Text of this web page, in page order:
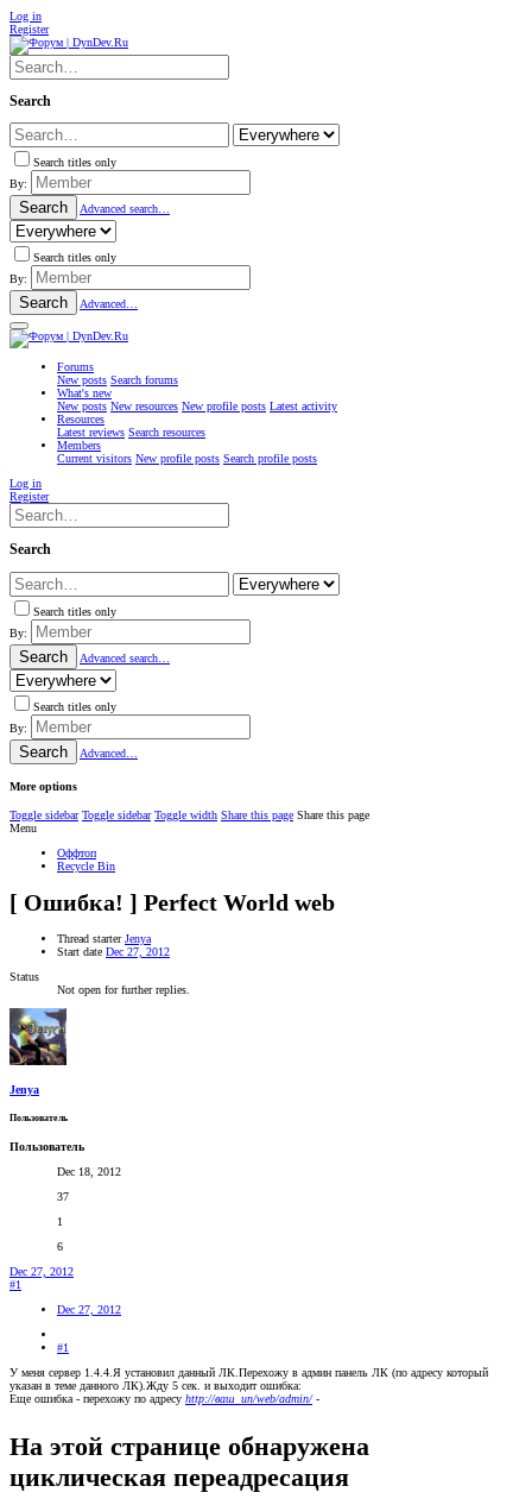
Log in
Register
Search
Search titles only
By:
Search Advanced search…
Search titles only
By:
Search Advanced…
Forums
New posts Search forums
What's new
New posts New resources New profile posts Latest activity
Resources
Latest reviews Search resources
Members
Current visitors New profile posts Search profile posts
Log in
Register
Search
Search titles only
By:
Search Advanced search…
Search titles only
By:
Search Advanced…
More options
Toggle sidebar Toggle sidebar Toggle width Share this page Share this page
Menu
Оффтоп
Recycle Bin
[ Ошибка! ] Perfect World web
Thread starter Jenya
Start date Dec 27, 2012
Status
Not open for further replies.
Jenya
Пользователь
Пользователь
Dec 18, 2012
37
1
6
Dec 27, 2012
#1
Dec 27, 2012
#1
У меня сервер 1.4.4.Я установил данный ЛК.Перехожу в админ панель ЛК (по адресу который
указан в теме данного ЛК).Жду 5 сек. и выходит ошибка:
Еще ошибка - перехожу по адресу http://ваш_ип/web/admin/-
На этой странице обнаружена
циклическая переадресация